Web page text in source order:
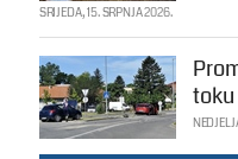
SRIJEDA, 15. SRPNJA 2026.